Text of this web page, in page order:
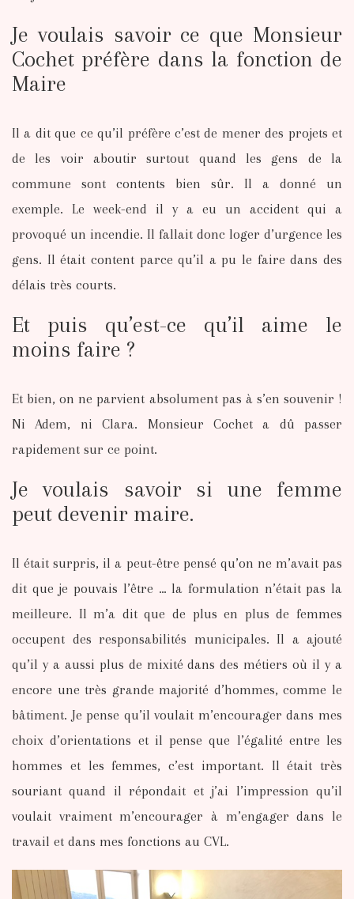
Je voulais savoir ce que Monsieur
Cochet préfère dans la fonction de
Maire
Il a dit que ce qu’il préfère c’est de mener des projets et
de les voir aboutir surtout quand les gens de la
commune sont contents bien sûr. Il a donné un
exemple. Le week-end il y a eu un accident qui a
provoqué un incendie. Il fallait donc loger d’urgence les
gens. Il était content parce qu’il a pu le faire dans des
délais très courts.
Et puis qu’est-ce qu’il aime le
moins faire ?
Et bien, on ne parvient absolument pas à s’en souvenir !
Ni Adem, ni Clara. Monsieur Cochet a dû passer
rapidement sur ce point.
Je voulais savoir si une femme
peut devenir maire.
Il était surpris, il a peut-être pensé qu’on ne m’avait pas
dit que je pouvais l’être … la formulation n’était pas la
meilleure. Il m’a dit que de plus en plus de femmes
occupent des responsabilités municipales. Il a ajouté
qu’il y a aussi plus de mixité dans des métiers où il y a
encore une très grande majorité d’hommes, comme le
bâtiment. Je pense qu’il voulait m’encourager dans mes
choix d’orientations et il pense que l’égalité entre les
hommes et les femmes, c’est important. Il était très
souriant quand il répondait et j’ai l’impression qu’il
voulait vraiment m’encourager à m’engager dans le
travail et dans mes fonctions au CVL.